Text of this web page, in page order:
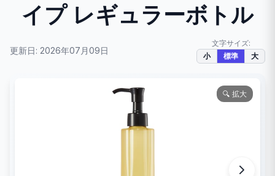
イプ レギュラーボトル
更新日: 2026年07月09日
文字サイズ:
小 標準 大
🔍 拡大